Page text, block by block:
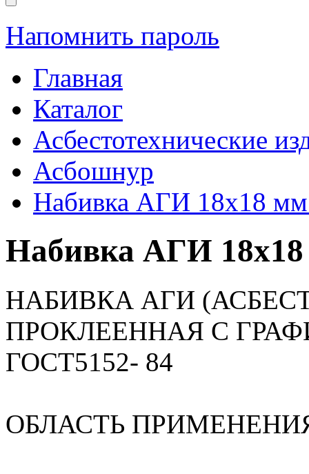
Напомнить пароль
Главная
Каталог
Асбестотехнические
Асбошнур
Набивка АГИ 18х18
Набивка АГИ
НАБИВКА АГИ
ПРОКЛЕЕННАЯ С
ГОСТ5152- 84
ОБЛАСТЬ